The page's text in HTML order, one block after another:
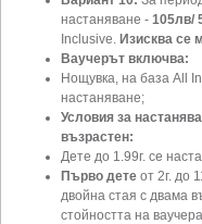
настаняване - 105лв/
Inclusive. Изисква се
Ваучерът включва:
Нощувка, на база All
настаняване;
Условия за
възрастен:
Дете до 1.99г. се
Първо дете от 2г. до
двойна стая с двама
стойността на ваучера